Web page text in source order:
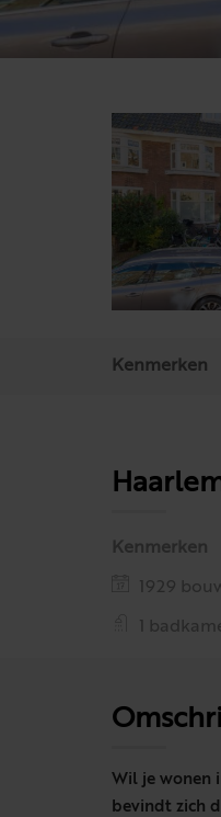
Kenmerken
Kenmerken
1929
1
Wil je wonen
bevindt zich